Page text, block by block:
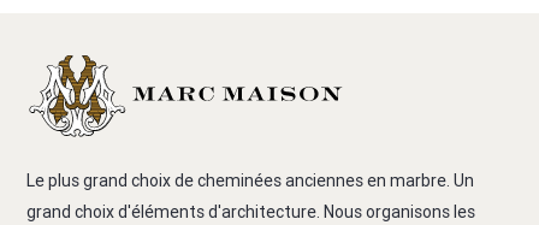
Le plus grand choix de cheminées anciennes en marbre. Un
grand choix d'éléments d'architecture. Nous organisons les